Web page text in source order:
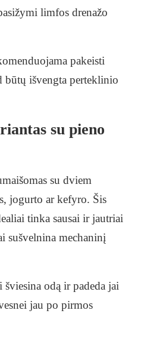
limfos drenažo
pakeisti
būtų išvengta perteklinio
su pieno
su dviem
jogurto ar kefyro. Šis
tinka sausai ir jautriai
sušvelnina mechaninį
odą ir padeda jai
jau po pirmos